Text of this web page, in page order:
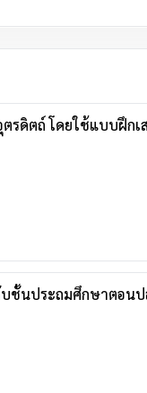
รดิตถ์ โดยใช้แบบฝึกเ
บชั้นประถมศึกษาตอนป